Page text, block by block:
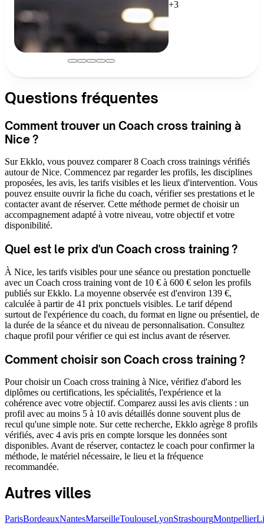
+3
Questions fréquentes
Comment trouver un Coach cross training à
Nice ?
Sur Ekklo, vous pouvez comparer 8 Coach cross trainings vérifiés
autour de Nice. Commencez par regarder les profils, les disciplines
proposées, les avis, les tarifs visibles et les lieux d'intervention. Vous
pouvez ensuite ouvrir la fiche du coach, vérifier ses prestations et le
contacter avant de réserver. Cette méthode permet de choisir un
accompagnement adapté à votre niveau, votre objectif et votre
disponibilité.
Quel est le prix d'un Coach cross training ?
À Nice, les tarifs visibles pour une séance ou prestation ponctuelle
avec un Coach cross training vont de 10 € à 600 € selon les profils
publiés sur Ekklo. La moyenne observée est d'environ 139 €,
calculée à partir de 41 prix ponctuels visibles. Le tarif dépend
surtout de l'expérience du coach, du format en ligne ou présentiel, de
la durée de la séance et du niveau de personnalisation. Consultez
chaque profil pour vérifier ce qui est inclus avant de réserver.
Comment choisir son Coach cross training ?
Pour choisir un Coach cross training à Nice, vérifiez d'abord les
diplômes ou certifications, les spécialités, l'expérience et la
cohérence avec votre objectif. Comparez aussi les avis clients : un
profil avec au moins 5 à 10 avis détaillés donne souvent plus de
recul qu'une simple note. Sur cette recherche, Ekklo agrège 8 profils
vérifiés, avec 4 avis pris en compte lorsque les données sont
disponibles. Avant de réserver, contactez le coach pour confirmer la
méthode, le matériel nécessaire, le lieu et la fréquence
recommandée.
Autres villes
ParisBordeauxNantesMarseilleToulouseLyonStrasbourgMontpellier